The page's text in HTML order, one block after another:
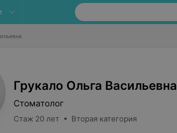
Грукало Ольга Васильевна
Стоматолог
Стаж 20 лет • Вторая категория